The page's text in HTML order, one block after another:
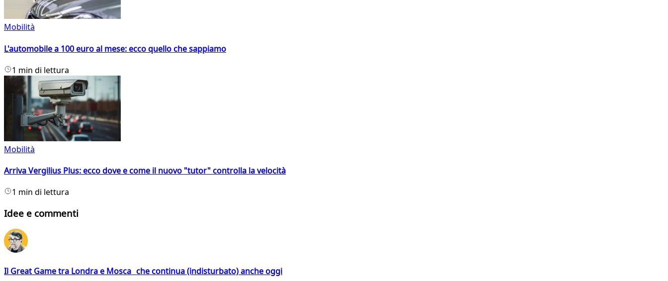
Mobilità
L'automobile a 100 euro al mese: ecco quello che sappiamo
1 min di lettura
Mobilità
Arriva Vergilius Plus: ecco dove e come il nuovo "tutor" controlla la velocità
1 min di lettura
Idee e commenti
Il Great Game tra Londra e Mosca che continua (indisturbato) anche oggi